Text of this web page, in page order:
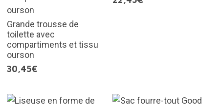
Grande trousse de
toilette avec
compartiments et tissu
ourson
30,45€